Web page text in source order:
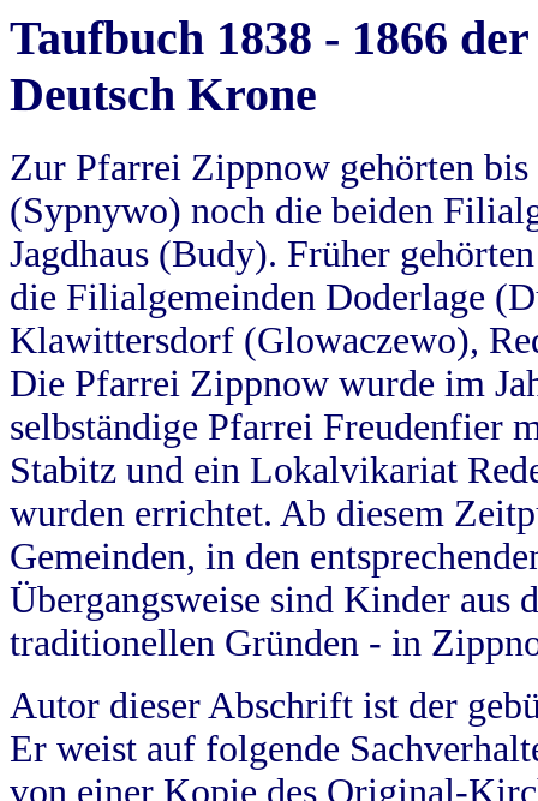
Taufbuch 1838 - 1866
Deutsch Krone
Zur Pfarrei Zippnow gehörten
(Sypnywo) noch die beiden
Jagdhaus (Budy). Früher
die Filialgemeinden Doderlage
Klawittersdorf (Glowaczewo),
Die Pfarrei Zippnow wurde im
selbständige Pfarrei Freudenfier
Stabitz und ein Lokalvikariat
wurden errichtet. Ab diesem
Gemeinden, in den
Übergangsweise sind Kinder aus
traditionellen Gründen - in
Autor dieser Abschrift ist der
Er weist auf folgende
von einer Kopie des Original-